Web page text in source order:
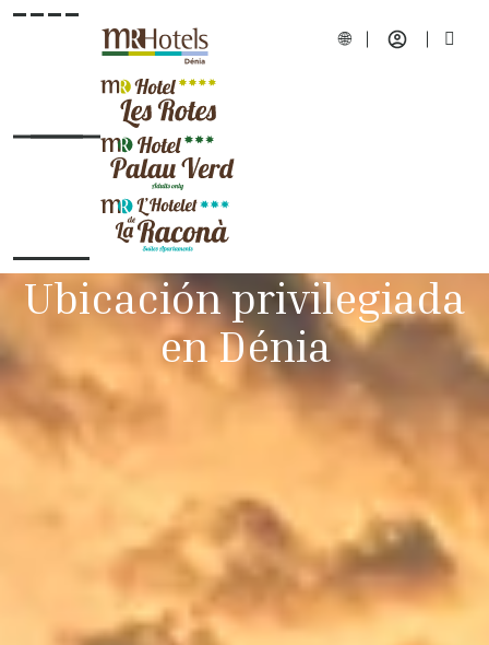
Ubicación privilegiada
en Dénia